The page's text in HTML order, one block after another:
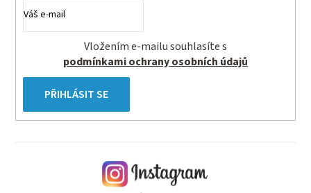
podmínkami ochrany osobních údajů
PŘIHLÁSIT SE